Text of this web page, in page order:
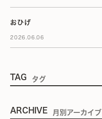
おひげ
2026.06.06
TAG タグ
ARCHIVE 月別アーカイブ